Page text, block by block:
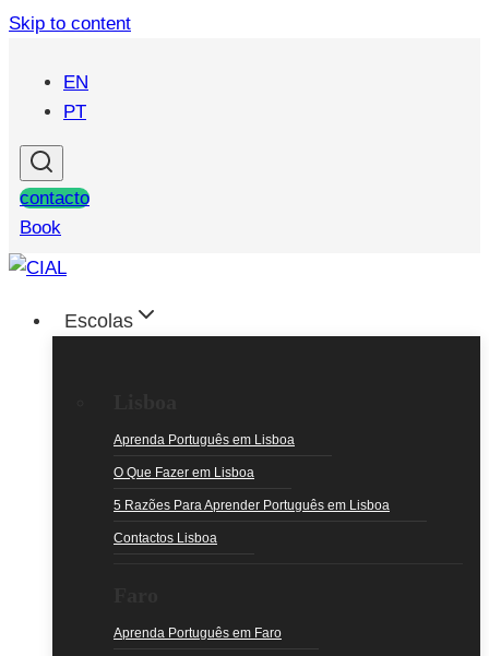
Skip to content
EN
PT
contacto
Book
Escolas
Aprenda Português em Lisboa
O Que Fazer em Lisboa
5 Razões Para Aprender Português em Lisboa
Contactos Lisboa
Aprenda Português em Faro